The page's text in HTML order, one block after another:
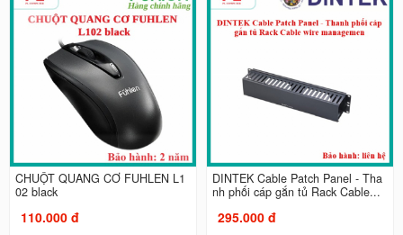
CHUỘT QUANG CƠ FUHLEN L1
02 black
110.000 đ
DINTEK Cable Patch Panel - Tha
nh phối cáp gắn tủ Rack Cable...
295.000 đ